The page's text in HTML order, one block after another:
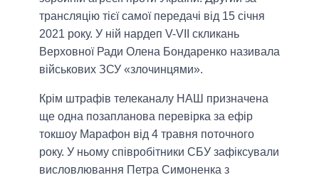
трансляцію тієї самої передачі від 15 січня
2021 року. У ній нардеп V-VII скликань
Верховної Ради Олена Бондаренко називала
військових ЗСУ «злочинцями».
Крім штрафів телеканалу НАШ призначена
ще одна позапланова перевірка за ефір
токшоу Марафон від 4 травня поточного
року. У ньому співробітники СБУ зафіксували
висловлювання Петра Симоненка з